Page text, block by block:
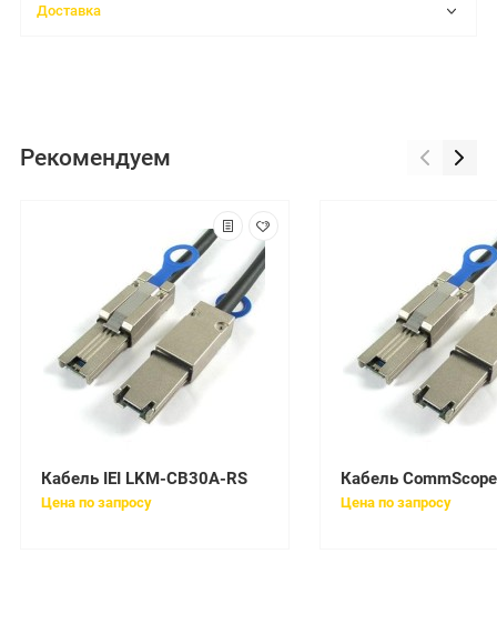
Доставка
Рекомендуем
Кабель IEI LKM-CB30A-RS
Цена по запросу Цена по запросу